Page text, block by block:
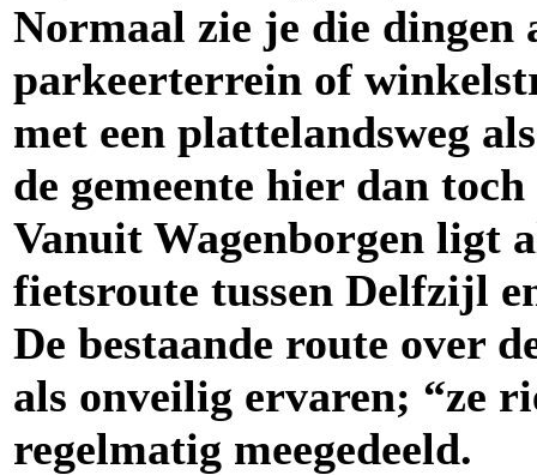
Normaal zie je die dingen
parkeerterrein of
met een plattelandsweg
de gemeente hier dan
Vanuit Wagenborgen ligt
fietsroute tussen Delfzijl
De bestaande route over
als onveilig ervaren; “ze
regelmatig meegedeeld.